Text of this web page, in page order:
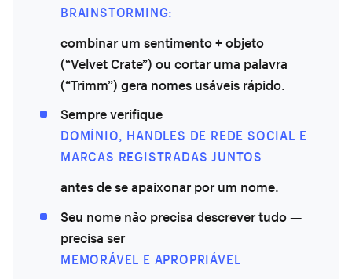
BRAINSTORMING:
combinar um sentimento + objeto
(“Velvet Crate”) ou cortar uma palavra
(“Trimm”) gera nomes usáveis rápido.
Sempre verifique
DOMÍNIO, HANDLES DE REDE SOCIAL E
MARCAS REGISTRADAS JUNTOS
antes de se apaixonar por um nome.
Seu nome não precisa descrever tudo —
precisa ser
MEMORÁVEL E APROPRIÁVEL